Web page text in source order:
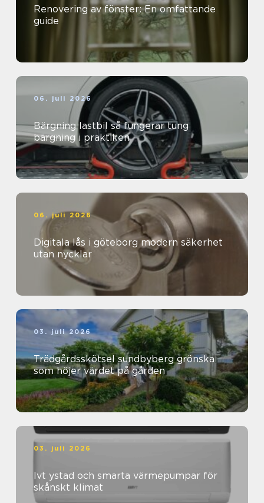
Renovering av fönster: En omfattande
guide
06. juli 2026
Bärgning lastbil så fungerar tung
bärgning i praktiken
06. juli 2026
Digitala lås i göteborg modern säkerhet
utan nycklar
03. juli 2026
Trädgårdsskötsel sundbyberg grönska
som höjer värdet på gården
03. juli 2026
Ivt ystad och smarta värmepumpar för
skånskt klimat